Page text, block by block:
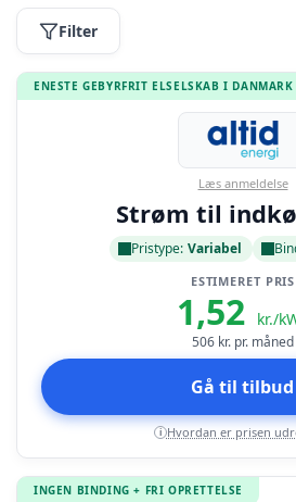
Filter
ENESTE GEBYRFRIT ELSELSKAB I DANMARK
Læs anmeldelse
Strøm til
Pristype: Variabel
ESTIMERET PRIS
1,52 kr./
506 kr. pr. måned
Gå til tilbud
i Hvordan er prisen
INGEN BINDING + FRI OPRETTELSE